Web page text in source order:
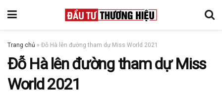
Trang chủ » Đỗ Hà lên đường tham dự Miss World 2021
Đỗ Hà lên đường tham dự Miss
World 2021